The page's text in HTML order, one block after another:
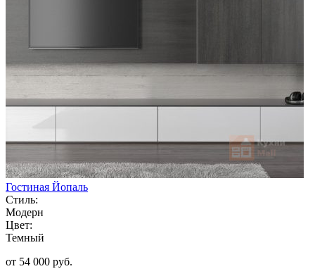
Гостиная Йопаль
Стиль:
Модерн
Цвет:
Темный
от 54 000 руб.